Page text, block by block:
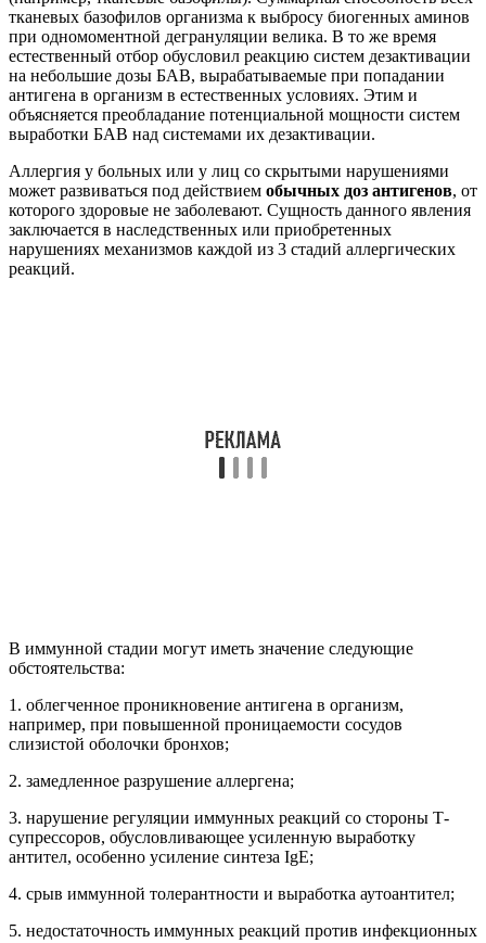
1. облегченное проникновение антигена в организм,
например, при повышенной проницаемости сосудов
слизистой оболочки бронхов;
2. замедленное разрушение аллергена;
3. нарушение регуляции иммунных реакций со стороны Т-
антител, особенно усиление синтеза IgE;
4. срыв иммунной толерантности и выработка аутоантител;
5. недостаточность иммунных реакций против инфекционных
антигенов, возникновение повторных инфекций или
хронического инфекционного процесса, который
наблюдаться нарушение образования и разрушения БАВ, что
облегчает развитие аллергии. Нарушение образования и
активации БАВ выражается увеличением образования БАВ;
дегрануляции тканевых базофилов; усилением активации